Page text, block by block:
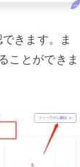
きます。ま
ことができま